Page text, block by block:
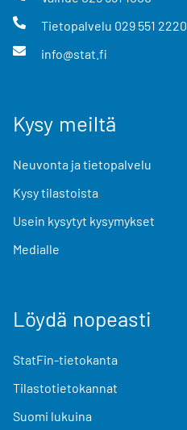
Tietopalvelu 029 551 2220
info@stat.fi
Kysy meiltä
Neuvonta ja tietopalvelu
Kysy tilastoista
Usein kysytyt kysymykset
Medialle
Löydä nopeasti
StatFin-tietokanta
Tilastotietokannat
Suomi lukuina